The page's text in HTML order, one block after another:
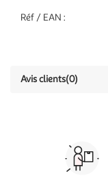
Réf / EAN :
Avis clients(0)